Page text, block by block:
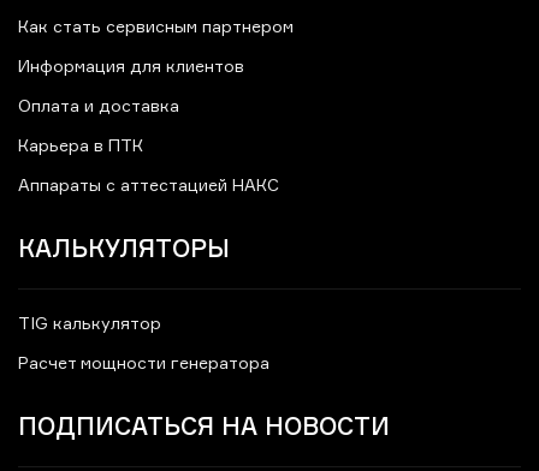
Как стать сервисным партнером
Информация для клиентов
Оплата и доставка
Карьера в ПТК
Аппараты с аттестацией НАКС
КАЛЬКУЛЯТОРЫ
TIG калькулятор
Расчет мощности генератора
ПОДПИСАТЬСЯ НА НОВОСТИ